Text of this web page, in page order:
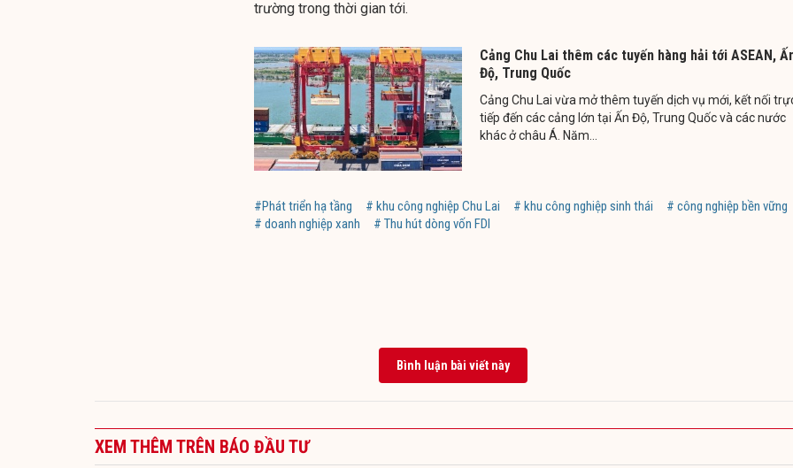
trường trong thời gian tới.
Cảng Chu Lai thêm các tuyến hàng hải tới ASEAN,
Độ, Trung Quốc
Cảng Chu Lai vừa mở thêm tuyến dịch vụ mới, kết nối
tiếp đến các cảng lớn tại Ấn Độ, Trung Quốc và các nước
khác ở châu Á. Năm...
#Phát triển hạ tầng # khu công nghiệp Chu Lai # khu công nghiệp sinh thái
# công nghiệp bền vững
# doanh nghiệp xanh
# Thu hút dòng vốn FDI
Bình luận bài viết này
XEM THÊM TRÊN BÁO ĐẦU TƯ